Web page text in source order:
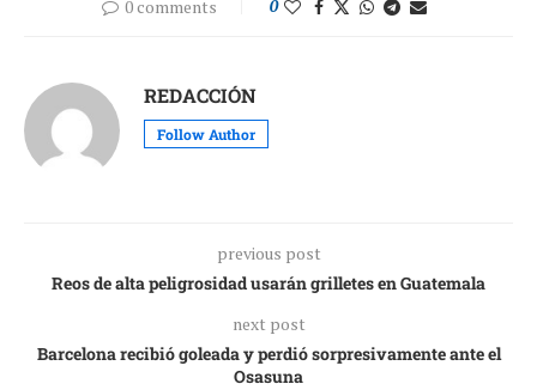
0 comments 0
REDACCIÓN
Follow Author
previous post
Reos de alta peligrosidad usarán grilletes en Guatemala
next post
Barcelona recibió goleada y perdió sorpresivamente ante el
Osasuna